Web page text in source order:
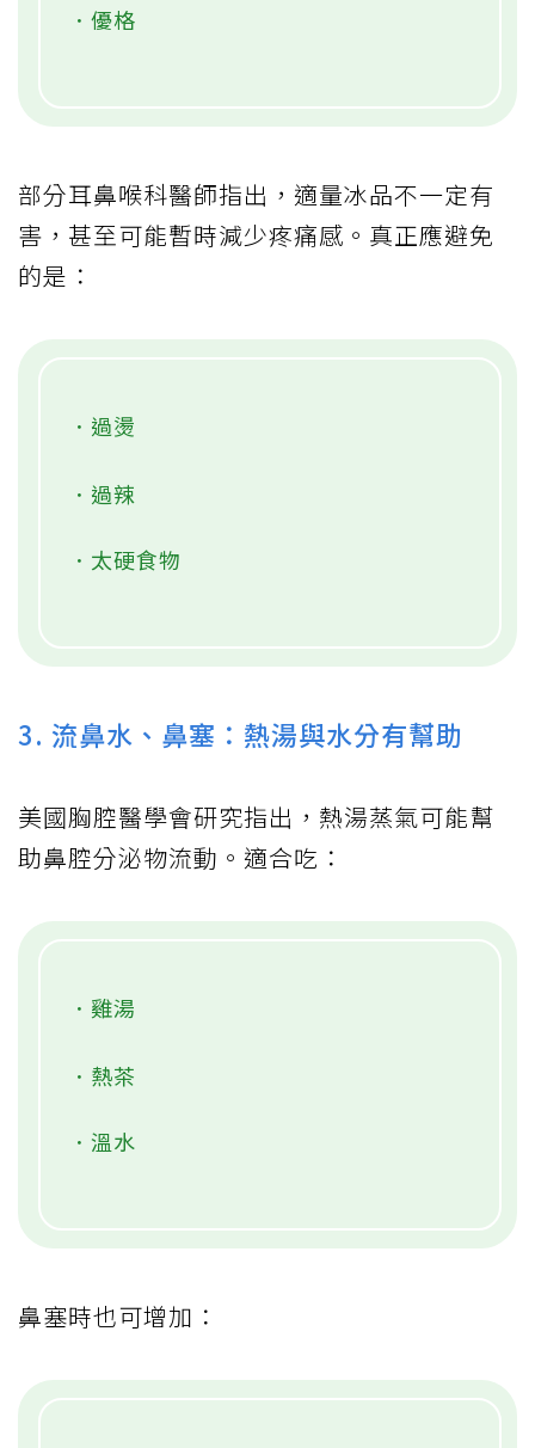
．優格
部分耳鼻喉科醫師指出，適量冰品不一定有
害，甚至可能暫時減少疼痛感。真正應避免
的是：
．過燙
．過辣
．太硬食物
3. 流鼻水、鼻塞：熱湯與水分有幫助
美國胸腔醫學會研究指出，熱湯蒸氣可能幫
助鼻腔分泌物流動。適合吃：
．雞湯
．熱茶
．溫水
鼻塞時也可增加：